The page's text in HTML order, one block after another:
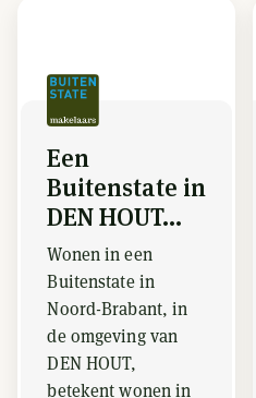
Een
Buitenstate in
DEN HOUT...
Wonen in een
Buitenstate in
Noord-Brabant, in
de omgeving van
DEN HOUT,
betekent wonen in